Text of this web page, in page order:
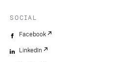
SOCIAL
Facebook
LinkedIn